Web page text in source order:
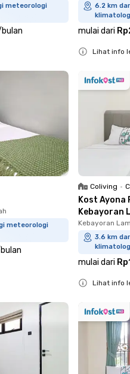
meteorologi
bulan
6.2 km
mulai dari
Lihat info
meteorologi
bulan
Coliving •
Kost Ayona
Kebayoran
Kebayoran
3.6 km
mulai dari
Lihat info